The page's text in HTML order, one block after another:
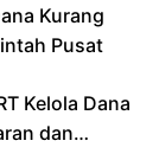
Kurang
Pusat
Kelola Dana
dan